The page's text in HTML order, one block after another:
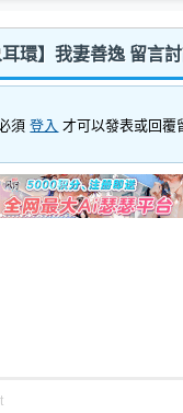
耳環】我妻善逸 留言
須登入 才可以發表或回覆